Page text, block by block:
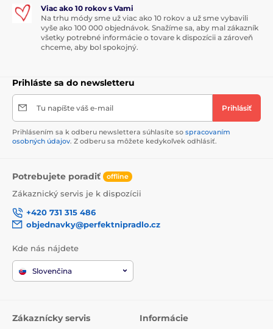
Viac ako 10 rokov s Vami
Na trhu módy sme už viac ako 10 rokov a už sme vybavili
vyše ako 100 000 objednávok. Snažíme sa, aby mal zákazník
všetky potrebné informácie o tovare k dispozícii a zároveň
chceme, aby bol spokojný.
Prihláste sa do newsletteru
Tu napíšte váš e-mail Prihlásiť
Prihlásením sa k odberu newslettera súhlasíte so spracovaním
osobných údajov. Z odberu sa môžete kedykoľvek odhlásiť.
Potrebujete poradiť offline
Zákaznický servis je k dispozícii
+420 731 315 486
objednavky@perfektnipradlo.cz
Kde nás nájdete
Slovenčina
Zákaznícky servis Informácie